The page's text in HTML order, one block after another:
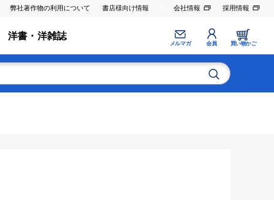
弊社著作物の利用について 書店様向け情報 会社情報 採用情報
洋書・洋雑誌
メルマガ 会員 買い物かご